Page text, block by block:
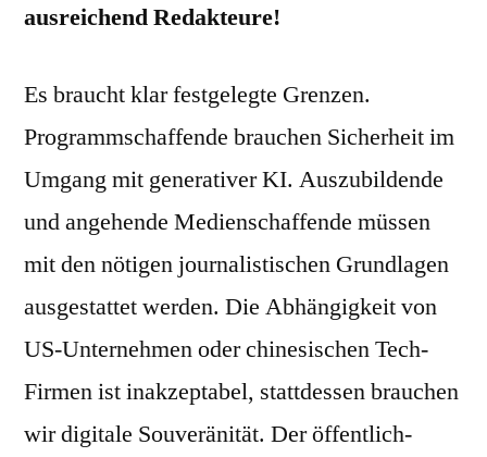
ausreichend Redakteure!
Es braucht klar festgelegte Grenzen.
Programmschaffende brauchen Sicherheit im
Umgang mit generativer KI. Auszubildende
und angehende Medienschaffende müssen
mit den nötigen journalistischen Grundlagen
ausgestattet werden. Die Abhängigkeit von
US-Unternehmen oder chinesischen Tech-
Firmen ist inakzeptabel, stattdessen brauchen
wir digitale Souveränität. Der öffentlich-